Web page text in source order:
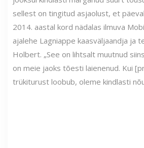
sellest on tingitud asjaolust, et
2014. aastal kord nädalas ilmuva
ajalehe Lagniappe kaasväljaandja ja
Holbert. „See on lihtsalt muutnud
on meie jaoks tõesti laienenud. Kui
trükiturust loobub, oleme kindlasti